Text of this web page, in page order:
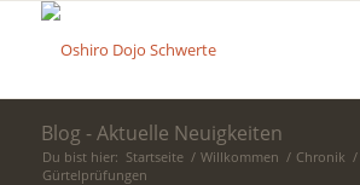
Blog - Aktuelle Neuigkeiten
Du bist hier: Startseite / Willkommen / Chronik /
Gürtelprüfungen